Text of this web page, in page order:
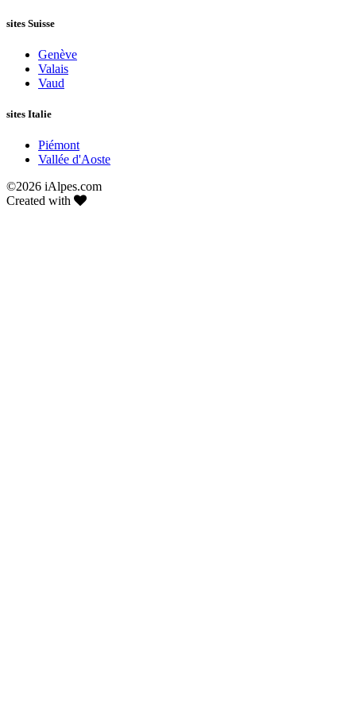
sites Suisse
Genève
Valais
Vaud
sites Italie
Piémont
Vallée d'Aoste
©2026 iAlpes.com
Created with